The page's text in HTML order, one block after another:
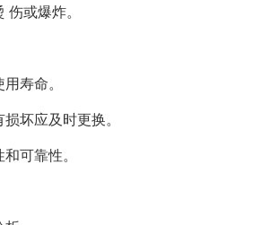
或爆炸。
寿命。
坏应及时更换。
可靠性。